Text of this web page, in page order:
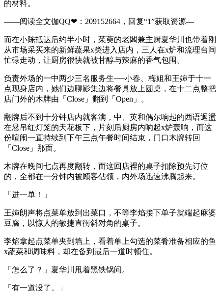
的材料。
——阅读全文伽QQ❤：209152664，回复“1”获取资源—
而在小陈抵达后约半小时，茱萸的老闆兼主厨夏华川也带着刚
从市场采买来的新鲜蔬果x类进入店内，三人在x炉和流理台间
忙碌走动，让厨房很快就被甘醇与辣麻的香气包围。
负责外场的一中两少三名服务生──小春、梅姐和王婶于十一
点现身店内，她们边聊影集边将餐具放上圆桌，在十二点整把
店门外的木牌由「Close」翻到「Open」。
翻牌后不到十分钟店内就客满，中、英和偶尔响起的西语迴盪
在悬吊红灯笼的天花板下，片刻后厨房内响起x炉轰响，而这
份喧闹一直持续到下午三点午餐时间结束，门口木牌转回
「Close」那面。
木牌在晚间七点再度翻转，而这回店裡的桌子扣除预先订位
的，全都在一分钟内被顾客佔领，内外场迅速沸腾起来。
「进一单！」
王婶朗声将点菜单放到出菜口，不等李焰接下单子就端起麻婆
豆腐，以惊人的敏捷直衝斜对角的桌子。
李焰拿起点菜单夹到墙上，看着单上勾选的菜肴准备相应的鱼
x蔬菜和调味料，却在备到最后一道时顿住。
「怎么了？」夏华川甩着黑铁锅问。
「有一道没了。」